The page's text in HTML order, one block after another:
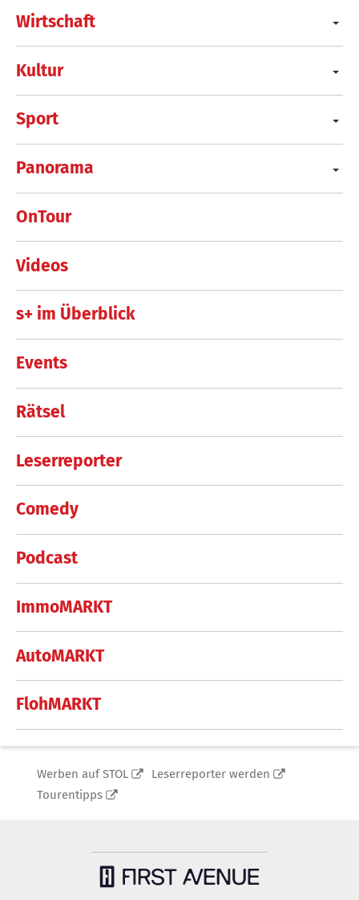
Wirtschaft
Kultur
Sport
Panorama
OnTour
Videos
s+ im Überblick
Events
Rätsel
Leserreporter
Comedy
Podcast
ImmoMARKT
AutoMARKT
FlohMARKT
Werben auf STOL
Leserreporter werden
Tourentipps